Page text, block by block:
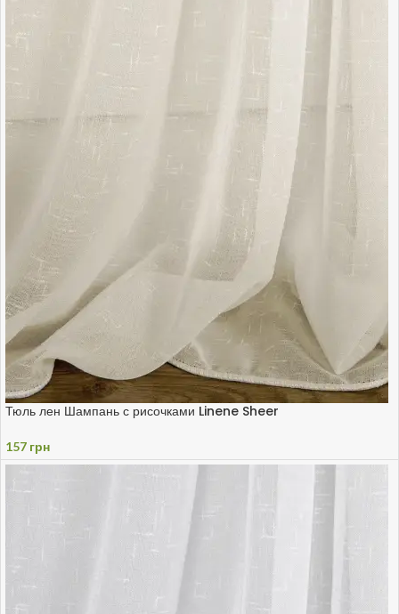
Тюль лен Шампань с рисочками Linene Sheer
157 грн